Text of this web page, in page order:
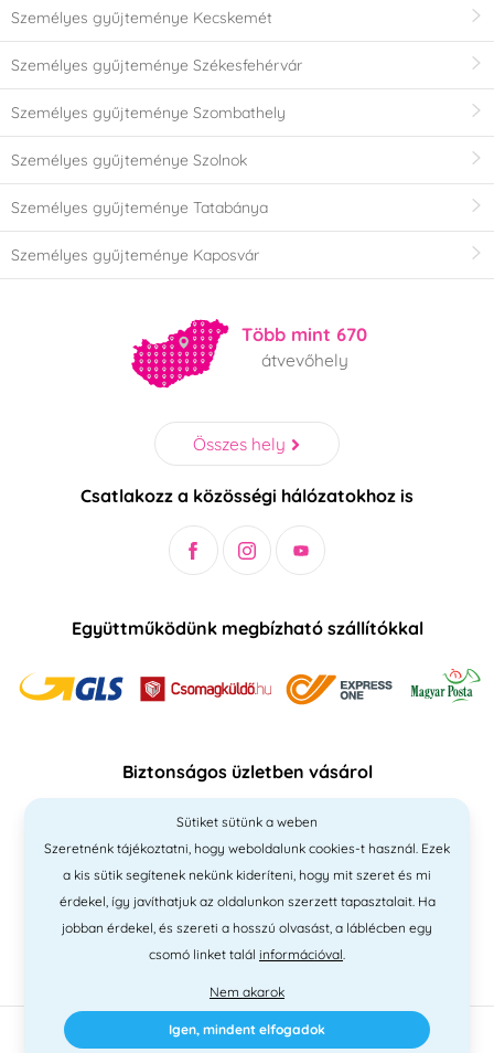
Személyes gyűjteménye Kecskemét
Személyes gyűjteménye Székesfehérvár
Személyes gyűjteménye Szombathely
Személyes gyűjteménye Szolnok
Személyes gyűjteménye Tatabánya
Személyes gyűjteménye Kaposvár
Több mint 670
átvevőhely
Összes hely
Csatlakozz a közösségi hálózatokhoz is
Együttműködünk megbízható szállítókkal
Biztonságos üzletben vásárol
2010 - 2026 © PNM International Kft. • technikai választék Simplia
Sütiket sütünk a weben
Szeretnénk tájékoztatni, hogy weboldalunk cookies-t használ. Ezek
a kis sütik segítenek nekünk kideríteni, hogy mit szeret és mi
érdekel, így javíthatjuk az oldalunkon szerzett tapasztalait. Ha
jobban érdekel, és szereti a hosszú olvasást, a láblécben egy
csomó linket talál információval.
Nem akarok
Igen, mindent elfogadok